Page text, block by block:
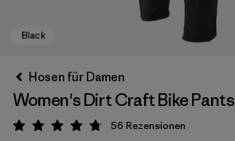
Hosen für Damen
Women's Dirt Craft Bike Pants
Bewertung: 4.8 / 5
56 Rezensionen